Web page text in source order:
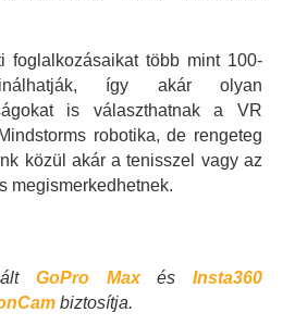
foglalkozásaikat több mint 100-
így akár olyan
is választhatnak a VR
robotika, de rengeteg
közül akár a tenisszel vagy az
megismerkedhetnek.
GoPro MaxésInsta360
biztosítja.